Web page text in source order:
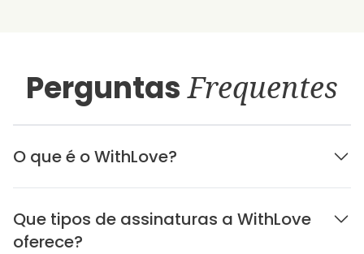
PerguntasFrequentes
O que é o WithLove?
Que tipos de assinaturas a WithLove
oferece?